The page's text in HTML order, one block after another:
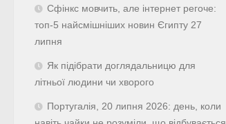
Сфінкс мовчить, але інтернет регоче:
топ-5 найсмішніших новин Єгипту 27
липня
Як підібрати доглядальницю для
літньої людини чи хворого
Португалія, 20 липня 2026: день, коли